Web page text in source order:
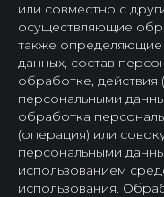
или совместно с
осуществляющие
также
данных, состав
обработке,
персональными
обработка
(операция) или
персональными
использованием
использования.